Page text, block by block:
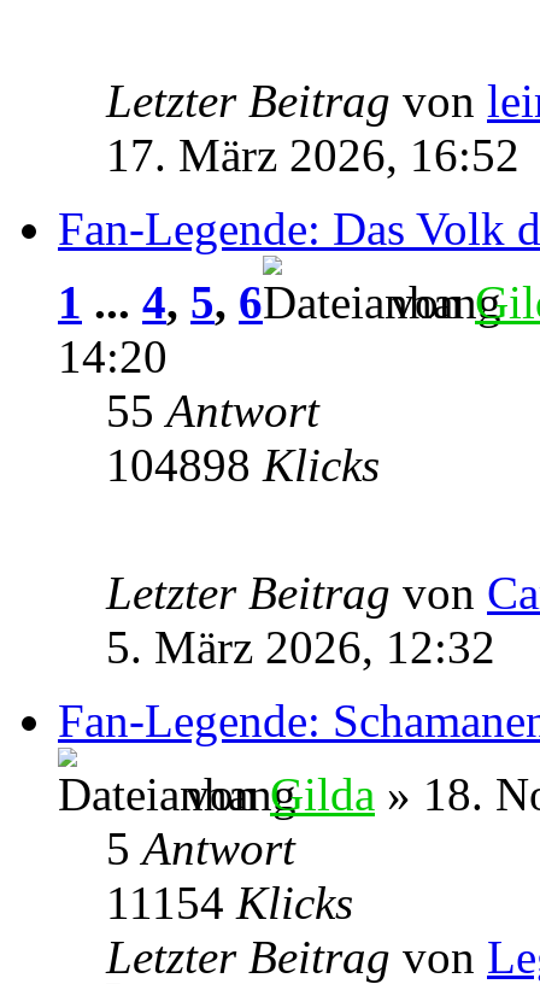
Letzter Beitrag von
17. März 2026, 16:52
Fan-Legende: Das Volk
1 ... 4, 5, 6 von
14:20
55Antwort
104898 Klicks
Letzter Beitrag von
5. März 2026, 12:32
Fan-Legende:
vonGilda » 18.
5Antwort
11154 Klicks
Letzter Beitrag von